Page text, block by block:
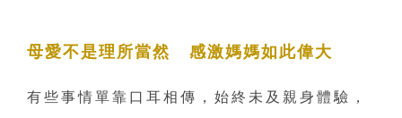
母愛不是理所當然 感激媽媽如此偉大
有些事情單靠口耳相傳，始終未及親身體驗，